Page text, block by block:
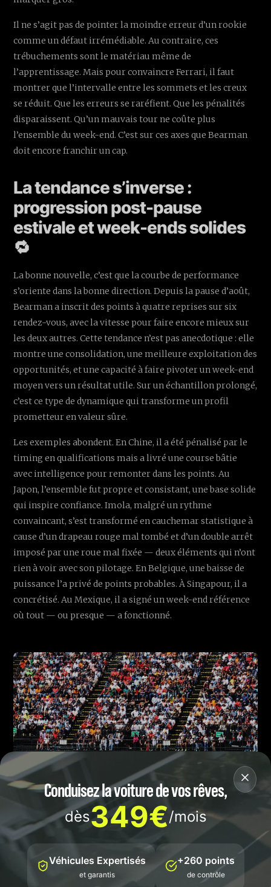
Il ne s’agit pas de pointer la moindre erreur d’un rookie
comme un défaut irrémédiable. Au contraire, ces
trébuchements sont le matériau même de
l’apprentissage. Mais pour convaincre Ferrari, il faut
montrer que l’intervalle entre les sommets et les creux
se réduit. Que les erreurs se raréfient. Que les pénalités
disparaissent. Qu’un mauvais tour ne coûte plus
l’ensemble du week-end. C’est sur ces axes que Bearman
doit encore franchir un cap.
La tendance s’inverse :
progression post-pause
estivale et week-ends solides
🔁
La bonne nouvelle, c’est que la courbe de performance
s’oriente dans la bonne direction. Depuis la pause d’août,
Bearman a inscrit des points à quatre reprises sur six
rendez-vous, avec la vitesse pour faire encore mieux sur
les deux autres. Cette tendance n’est pas anecdotique : elle
montre une consolidation, une meilleure exploitation des
opportunités, et une capacité à faire pivoter un week-end
moyen vers un résultat utile. Sur un échantillon prolongé,
c’est ce type de dynamique qui transforme un profil
prometteur en valeur sûre.
Les exemples abondent. En Chine, il a été pénalisé par le
timing en qualifications mais a livré une course bâtie
avec intelligence pour remonter dans les points. Au
Japon, l’ensemble fut propre et consistant, une base solide
qui inspire confiance. Imola, malgré un rythme
convaincant, s’est transformé en cauchemar statistique à
cause d’un drapeau rouge mal tombé et d’un double arrêt
imposé par une roue mal fixée — deux éléments qui n’ont
rien à voir avec son pilotage. En Belgique, une baisse de
puissance l’a privé de points probables. À Singapour, il a
concrétisé. Au Mexique, il a signé un week-end référence
où tout — ou presque — a fonctionné.
Ce qu’il faut retenir, c’est la forme de la courbe. Pour juger
un rookie, la trajectoire compte autant que le niveau
absolu. Si Bearman maintient cette cadence de
Conduisez la voiture de vos rêves,
dès349€/mois
Véhicules Expertisés
et garantis
+260 points
de contrôle